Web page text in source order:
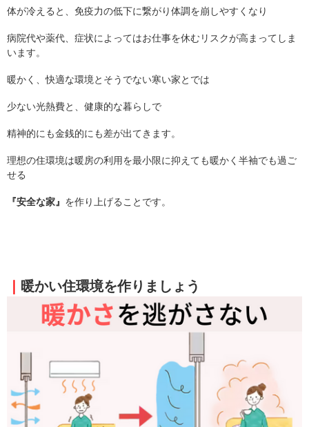
体が冷えると、免疫力の低下に繋がり体調を崩しやすくなり
病院代や薬代、症状によってはお仕事を休むリスクが高まってしま
います。
暖かく、快適な環境とそうでない寒い家とでは
少ない光熱費と、健康的な暮らしで
精神的にも金銭的にも差が出てきます。
理想の住環境は暖房の利用を最小限に抑えても暖かく半袖でも過ご
せる
『安全な家』 を作り上げることです。
暖かい住環境を作りましょう